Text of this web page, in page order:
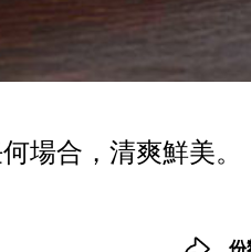
場合，清爽鮮美。